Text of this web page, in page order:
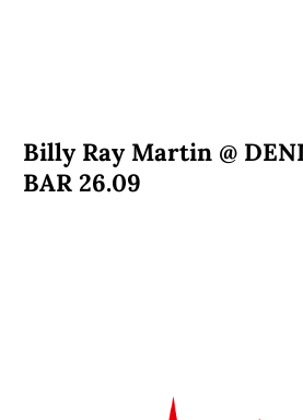
Billy Ray Martin @
BAR 26.09